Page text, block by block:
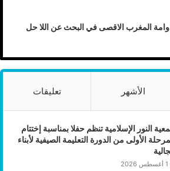
المغرب الاقصى في البحث عن اللا حل
الأشهر تعليقات
النور الإسلامية تنظم حفلا بمناسبة إختتام
الأولى من الدورة التعليمة الصيفية لأبناء
1 أغسطس 2026